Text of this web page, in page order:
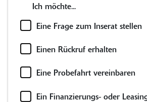
Ich möchte...
Eine Frage zum Inserat stellen
Einen Rückruf erhalten
Eine Probefahrt vereinbaren
Ein Finanzierungs- oder